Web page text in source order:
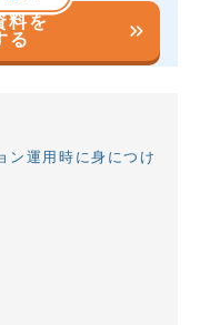
料を
る
keyboard_double_arrow_right
ン運用時に身につけ